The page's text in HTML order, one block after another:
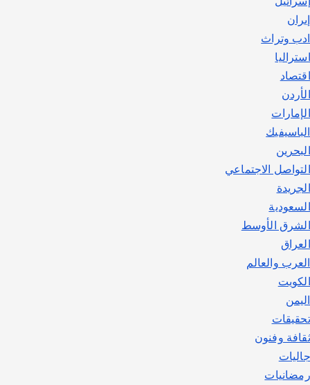
إيران
ادب وتراث
استراليا
اقتصاد
الأردن
الإمارات
الباسيفيك
البحرين
التواصل الاجتماعي
الجريدة
السعودية
الشرق الأوسط
العراق
العرب والعالم
الكويت
اليمن
تحقيقات
ثقافة وفنون
جاليات
رمضانيات